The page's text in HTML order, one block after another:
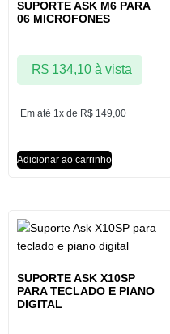
SUPORTE ASK M6 PARA
06 MICROFONES
Em até 1x de R$ 149,00
R$134,10 à vista
Adicionar ao carrinho
SUPORTE ASK X10SP
PARA TECLADO E PIANO
DIGITAL